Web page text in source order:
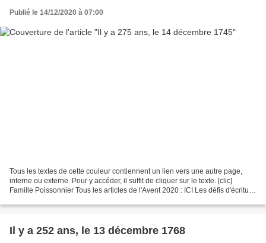
Publié le 14/12/2020 à 07:00
Tous les textes de cette couleur contiennent un lien vers une autre page,
interne ou externe. Pour y accéder, il suffit de cliquer sur le texte. [clic]
Famille Poissonnier Tous les articles de l'Avent 2020 : ICI Les défis d'écriture
Il y a 252 ans, le 13 décembre 1768